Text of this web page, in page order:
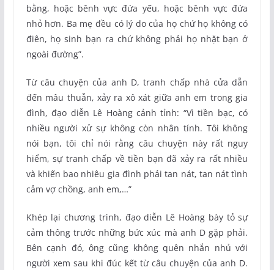
bằng, hoặc bênh vực đứa yếu, hoặc bênh vực đứa
nhỏ hơn. Ba mẹ đều có lý do của họ chứ họ không có
điên, họ sinh bạn ra chứ không phải họ nhặt bạn ở
ngoài đường”.
Từ câu chuyện của anh D, tranh chấp nhà cửa dẫn
đến mâu thuẫn, xảy ra xô xát giữa anh em trong gia
đình, đạo diễn Lê Hoàng cảnh tỉnh: “Vì tiền bạc, có
nhiều người xử sự không còn nhân tính. Tôi không
nói bạn, tôi chỉ nói rằng câu chuyện này rất nguy
hiểm, sự tranh chấp về tiền bạn đã xảy ra rất nhiều
và khiến bao nhiêu gia đình phải tan nát, tan nát tình
cảm vợ chồng, anh em,…”
Khép lại chương trình, đạo diễn Lê Hoàng bày tỏ sự
cảm thông trước những bức xúc mà anh D gặp phải.
Bên cạnh đó, ông cũng không quên nhắn nhủ với
người xem sau khi đúc kết từ câu chuyện của anh D.